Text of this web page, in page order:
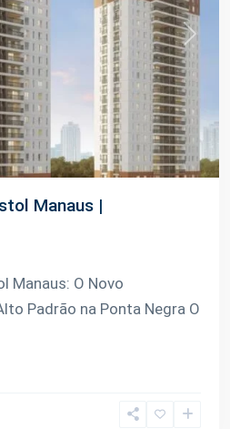
Next
Manaus |
Manaus: O Novo
Padrão na Ponta Negra O